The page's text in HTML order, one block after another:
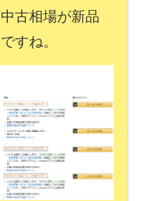
古相場が新品
すね。